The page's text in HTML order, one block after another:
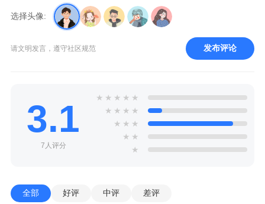
选择头像:
请文明发言，遵守社区规范 发布评论
3.1
7人评分
★ ★ ★ ★ ★
★ ★ ★ ★
★ ★ ★
★ ★
★
全部 好评 中评 差评